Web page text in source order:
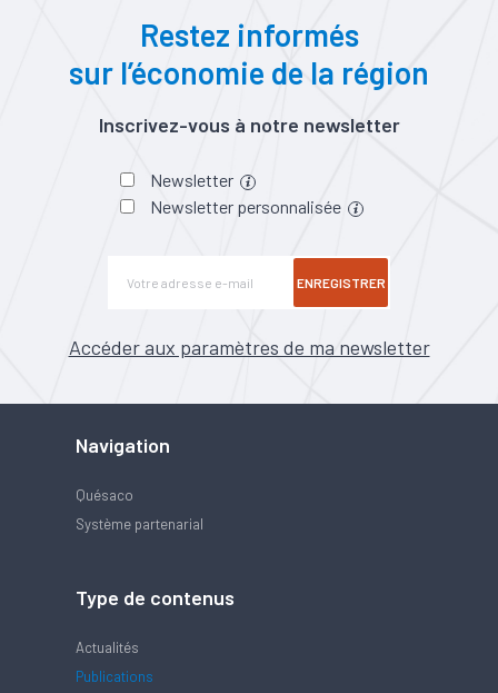
Restez informés
sur l’économie de la région
Inscrivez-vous à notre newsletter
Newsletter
Newsletter personnalisée
ENREGISTRER
Accéder aux paramètres de ma newsletter
Navigation
Quésaco
Système partenarial
Type de contenus
Actualités
Publications